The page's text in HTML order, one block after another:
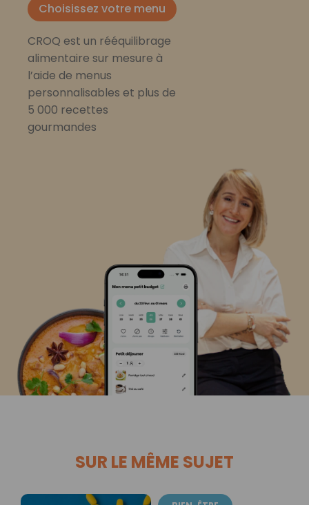
Choisissez votre menu
CROQ est un rééquilibrage
alimentaire sur mesure à
l’aide de menus
personnalisables et plus de
5 000 recettes
gourmandes
SUR LE MÊME SUJET